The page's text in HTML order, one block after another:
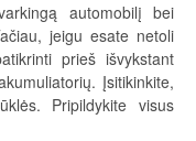
automobilį bei
jeigu esate netoli
prieš išvykstant
Įsitikinkite,
Pripildykite visus